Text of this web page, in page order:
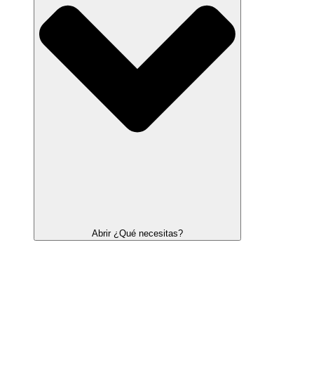
Abrir ¿Qué necesitas?